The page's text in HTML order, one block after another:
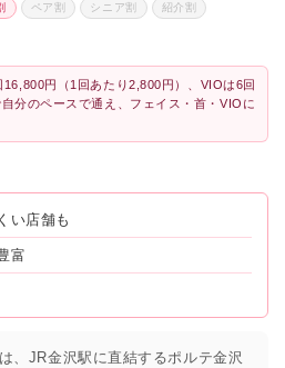
ペア割 シニア割 紹介割
16,800円（1回あたり2,800円）、VIOは6回
分のペースで通え、フェイス・首・VIOに
い店舗も
富
、JR金沢駅に直結するポルテ金沢